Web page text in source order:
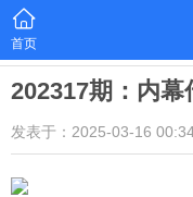
首页
202317期：内幕
发表于：2025-03-16